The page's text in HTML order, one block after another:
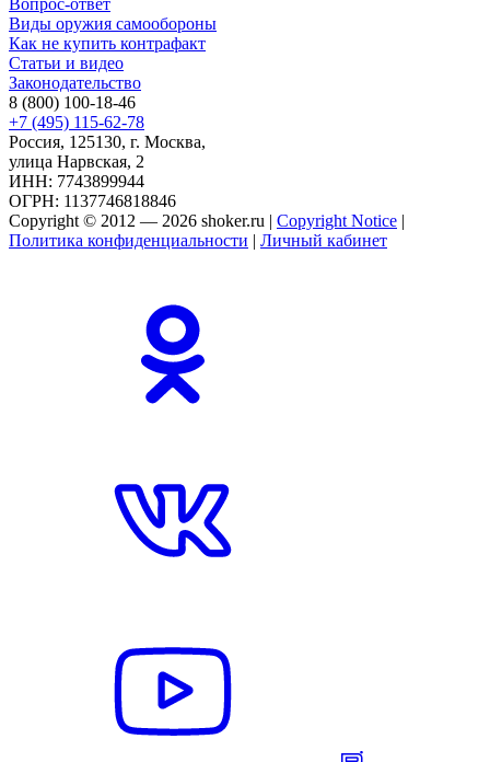
Вопрос-ответ
Виды оружия самообороны
Как не купить контрафакт
Статьи и видео
Законодательство
8 (800) 100-18-46
+7 (495) 115-62-78
Россия, 125130, г. Москва,
улица Нарвская, 2
ИНН: 7743899944
ОГРН: 1137746818846
Copyright © 2012 — 2026 shoker.ru | Copyright Notice |
Политика конфиденциальности | Личный кабинет